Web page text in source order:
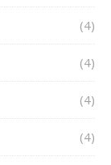
(4)
(4)
(4)
(4)